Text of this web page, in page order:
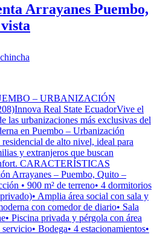
Arrayanes Puembo,
– URBANIZACIÓN
Real State EcuadorVive el
las urbanizaciones más exclusivas del
en Puembo – Urbanización
de alto nivel, ideal para
y extranjeros que buscan
CARACTERÍSTICAS
Arrayanes – Puembo, Quito –
• 900 m² de terreno• 4 dormitorios
Amplia área social con sala y
con comedor de diario• Sala
Piscina privada y pérgola con área
Bodega• 4 estacionamientos•